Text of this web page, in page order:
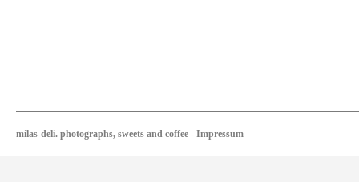
milas-deli. photographs, sweets and coffee - Impressum